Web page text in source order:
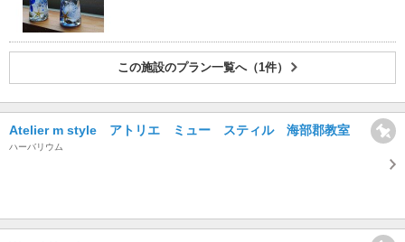
この施設のプラン一覧へ（1件）
Atelier m style アトリエ ミュー スティル 海部郡教室
ハーバリウム